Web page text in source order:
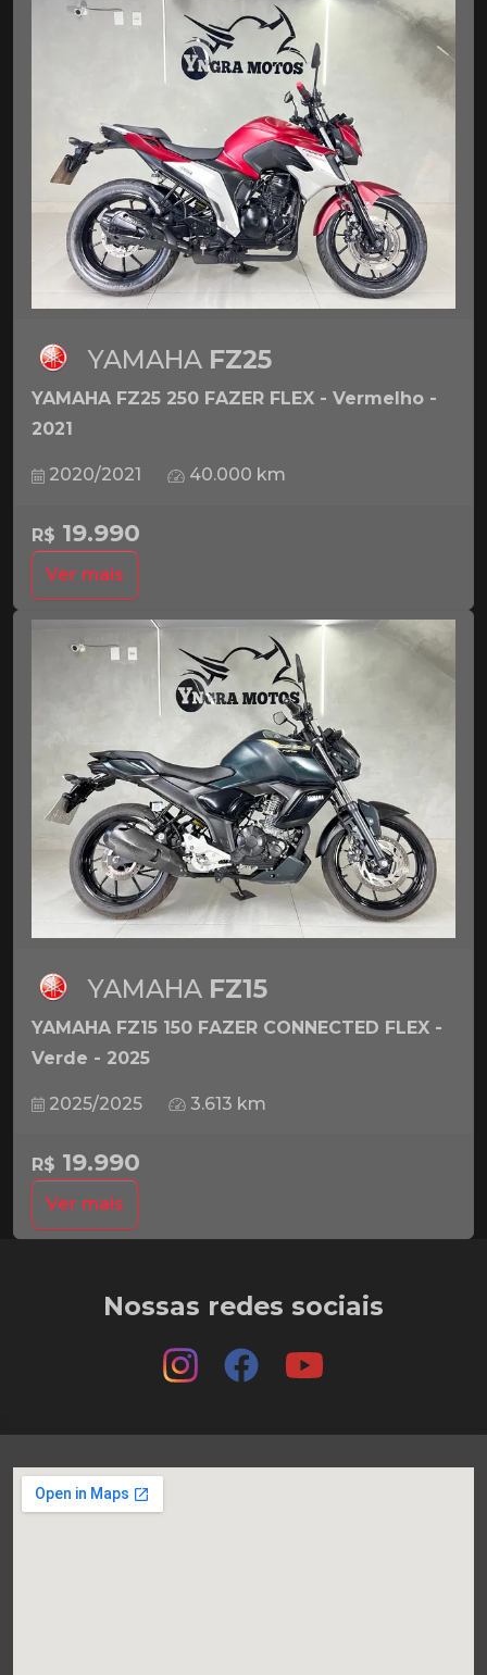
YAMAHA FZ25
YAMAHA FZ25 250 FAZER FLEX - Vermelho -
2021
2020/2021 40.000 km
R$ 19.990
Ver mais
YAMAHA FZ15
YAMAHA FZ15 150 FAZER CONNECTED FLEX -
Verde - 2025
2025/2025 3.613 km
R$ 19.990
Ver mais
Nossas redes sociais